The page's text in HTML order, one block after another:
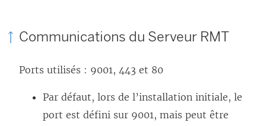
Communications du Serveur RMT
Ports utilisés : 9001, 443 et 80
Par défaut, lors de l’installation initiale, le
port est défini sur 9001, mais peut être